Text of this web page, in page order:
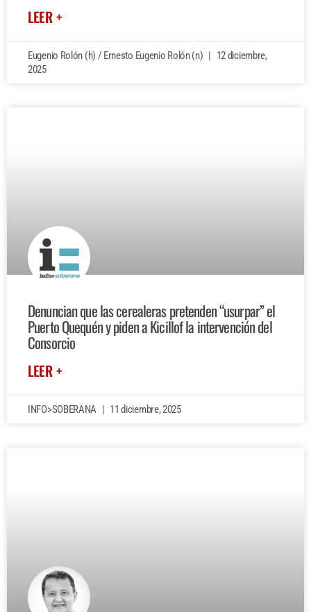
LEER +
Eugenio Rolón (h) / Ernesto Eugenio Rolón (n)
12 diciembre,
2025
Denuncian que las cerealeras pretenden “usurpar” el
Puerto Quequén y piden a Kicillof la intervención del
Consorcio
LEER +
INFO>SOBERANA 11 diciembre, 2025